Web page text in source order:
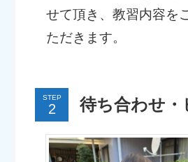
せて頂き、教習内容を
ただきます。
STEP 待ち合わせ